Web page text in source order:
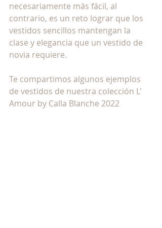
necesariamente más fácil, al
contrario, es un reto lograr que los
vestidos sencillos mantengan la
clase y elegancia que un vestido de
novia requiere.
Te compartimos algunos ejemplos
de vestidos de nuestra colección L'
Amour by Calla Blanche 2022